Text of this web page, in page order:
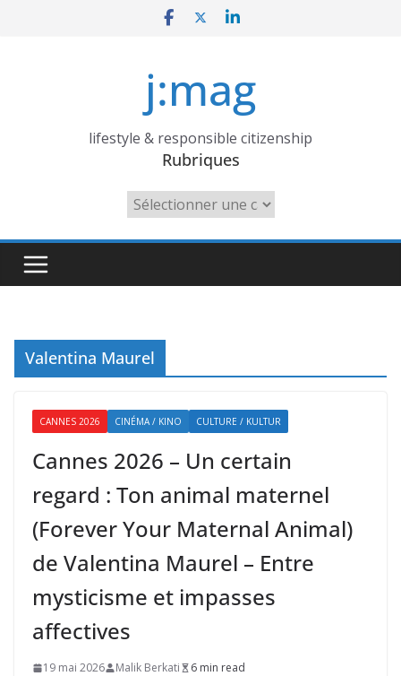
j:mag
lifestyle & responsible citizenship
Rubriques
Rubriques
Valentina Maurel
CANNES 2026 CINÉMA / KINO CULTURE / KULTUR
Cannes 2026 – Un certain
regard : Ton animal maternel
(Forever Your Maternal Animal)
de Valentina Maurel – Entre
mysticisme et impasses
affectives
19 mai 2026 Malik Berkati
6 min read